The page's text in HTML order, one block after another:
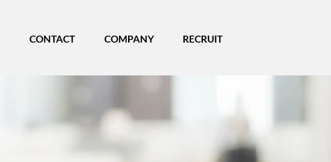
CONTACT COMPANY RECRUIT